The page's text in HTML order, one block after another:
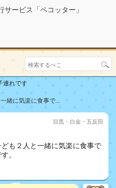
サービス「ペコッター」
連れです
緒に気楽に食事で...
目黒・白金・五反田
も２人と一緒に気楽に食事で
。